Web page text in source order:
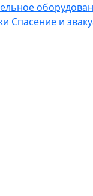
Спасение и